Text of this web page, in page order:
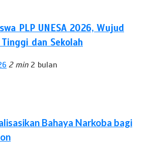
PLP UNESA 2026, Wujud
dan Sekolah
2 min 2 bulan
Bahaya Narkoba bagi